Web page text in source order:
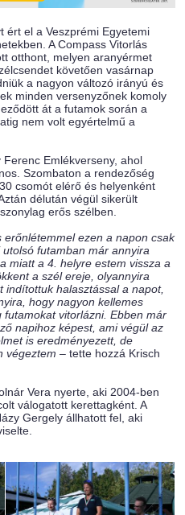
ért el a Veszprémi Egyetemi
A Compass Vitorlás
otthont, melyen aranyérmet
követően vasárnap
a nagyon változó irányú és
minden versenyzőnek komoly
át a futamok során a
nem volt egyértelmű a
Emlékverseny, ahol
Szombaton a rendezőség
csomót elérő és helyenként
délután végül sikerült
erős szélben.
ezen a napon csak
futamban már annyira
miatt a 4. helyre estem vissza a
a szél ereje, olyannyira
halasztással a napot,
hogy nagyon kellemes
vitorlázni. Ebben már
napihoz képest, ami végül az
is eredményezett, de
végeztem – tette hozzá Krisch
Vera nyerte, aki 2004-ben
válogatott kerettagként. A
Gergely állhatott fel, aki